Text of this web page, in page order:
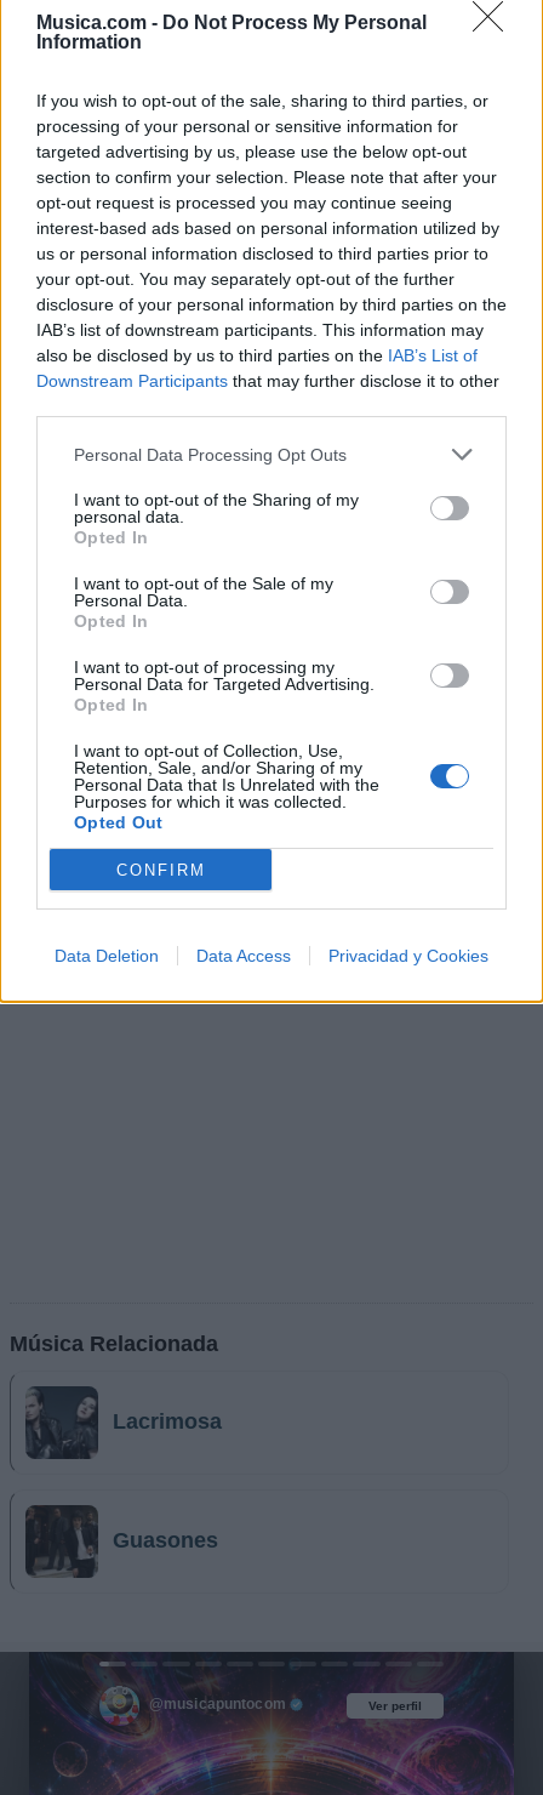
Musica.com - Do Not Process My Personal
Information
If you wish to opt-out of the sale, sharing to third parties, or
processing of your personal or sensitive information for
targeted advertising by us, please use the below opt-out
section to confirm your selection. Please note that after your
opt-out request is processed you may continue seeing
interest-based ads based on personal information utilized by
us or personal information disclosed to third parties prior to
your opt-out. You may separately opt-out of the further
disclosure of your personal information by third parties on the
IAB’s list of downstream participants. This information may
also be disclosed by us to third parties on the IAB’s List of
Downstream Participants that may further disclose it to other
Personal Data Processing Opt Outs
I want to opt-out of the Sharing of my
personal data.
Opted In
I want to opt-out of the Sale of my
Personal Data.
Opted In
I want to opt-out of processing my
Personal Data for Targeted Advertising.
Opted In
I want to opt-out of Collection, Use,
Retention, Sale, and/or Sharing of my
Personal Data that Is Unrelated with the
Purposes for which it was collected.
Opted Out
CONFIRM
Data Deletion Data Access Privacidad y Cookies
Isla Morenita
Ver todas sus letras por orden alfabético
+ Carlos Sadness
Discografía Biografía Ranking Fotos Foro
Añadir Letra
Biografía de Carlos Sadness
Carlos Sadness: Un Sendero De Luz y Melodía
Ranking de Carlos Sadness
apoyados y visitados de esta semana, su mejor
puesto ha sido el
¿Apoyar a Carlos Sadness?
37 0
Ranking de Carlos Sadness
Música Relacionada
Lacrimosa
Guasones
Ver perfil
@musicapuntocom Ver perfil